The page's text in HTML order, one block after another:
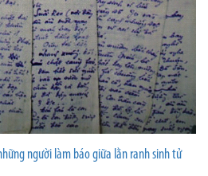
người làm báo giữa lằn ranh sinh tử